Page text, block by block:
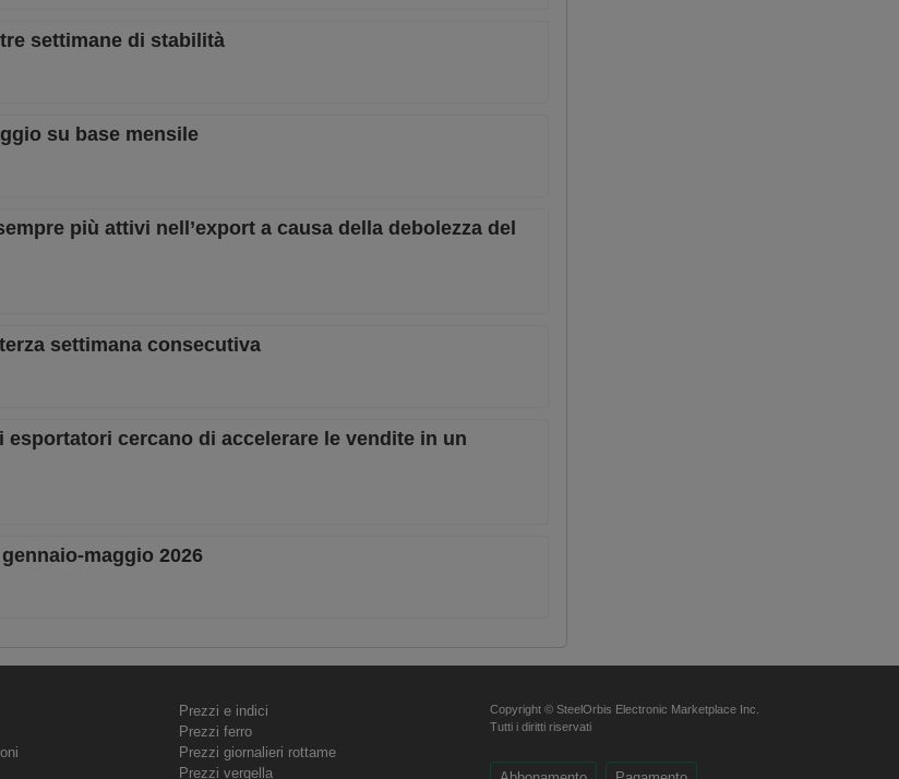
settimane di stabilità
su base mensile
più attivi nell’export a causa della debolezza del
settimana consecutiva
cercano di accelerare le vendite in un
maggio 2026
Prezzi e indici
Prezzi ferro
Prezzi giornalieri rottame
Prezzi vergella
Copyright © SteelOrbis Electronic Marketplace Inc.
Tutti i diritti riservati